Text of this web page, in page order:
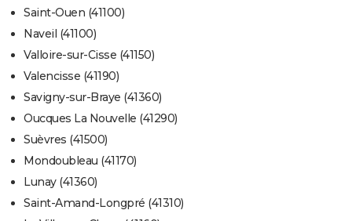
Saint-Ouen (41100)
Naveil (41100)
Valloire-sur-Cisse (41150)
Valencisse (41190)
Savigny-sur-Braye (41360)
Oucques La Nouvelle (41290)
Suèvres (41500)
Mondoubleau (41170)
Lunay (41360)
Saint-Amand-Longpré (41310)